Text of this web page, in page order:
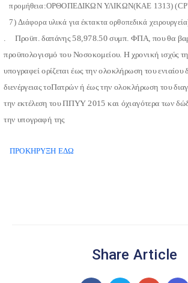
προμήθεια:ΟΡΘΟΠΕΔΙΚΩΝ ΥΛΙΚΩΝ(ΚΑΕ 1313) (
7) Διάφορα υλικά για έκτακτα ορθοπεδικά
. Προϋπ. δαπάνης58,978.50 συμπ. ΦΠΑ, πουθα
προϋπολογισμό του Νοσοκομείου. Η χρονική ισχύς
υπογραφεί ορίζεται έως την ολοκλήρωση του ενιαίου δ
διενέργειαςτοΠατρώνή έως την ολοκλήρωση του
την εκτέλεση του ΠΠΥΥ 2015 και όχιαγότερα των
την υπογραφή της
ΠΡΟΚΗΡΥΞΗ ΕΔΩ
Share Article